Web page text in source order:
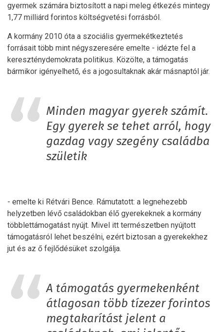
gyermek számára biztosított a napi meleg étkezés mintegy
1,77 milliárd forintos költségvetési forrásból.
A kormány 2010 óta a szociális gyermekétkeztetés
forrásait több mint négyszeresére emelte - idézte fel a
kereszténydemokrata politikus. Közölte, a támogatás
bármikor igényelhető, és a jogosultaknak akár másnaptól jár.
Minden magyar gyerek számít.
Egy gyerek se tehet arról, hogy
gazdag vagy szegény családba
születik
- emelte ki Rétvári Bence. Rámutatott: a legnehezebb
helyzetben lévő családokban élő gyerekeknek a kormány
többlettámogatást nyújt. Mivel itt természetben nyújtott
támogatásról lehet beszélni, ezért biztosan a gyerekekhez
jut és az ő fejlődésüket szolgálja.
A támogatás gyermekenként
átlagosan több tízezer forintos
megtakarítást jelent a